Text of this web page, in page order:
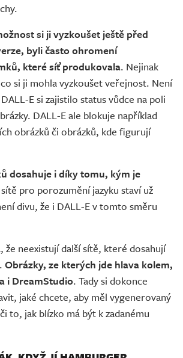
si ji vyzkoušet ještě před
byli často ohromení
které síť produkovala. Nejinak
si ji mohla vyzkoušet veřejnost. Není
E si zajistilo status vůdce na poli
DALL-E ale blokuje například
obrázků či obrázků, kde figurují
dosahuje i díky tomu, kým je
pro porozumění jazyku staví už
divu, že i DALL-E v tomto směru
že neexistují další sítě, které dosahují
Obrázky, ze kterých jde hlava kolem,
i DreamStudio. Tady si dokonce
jaké chcete, aby měl vygenerovaný
to, jak blízko má být k zadanému